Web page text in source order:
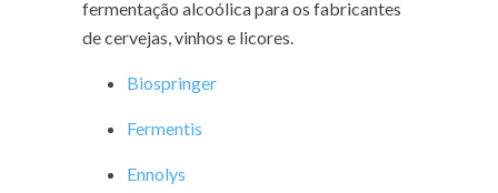
fermentação alcoólica para os fabricantes
de cervejas, vinhos e licores.
Biospringer
Fermentis
Ennolys